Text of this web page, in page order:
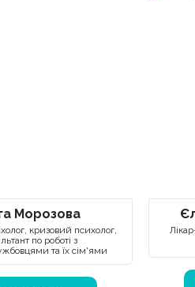
Морозова
кризовий психолог,
по роботі з
та їх сім'ями